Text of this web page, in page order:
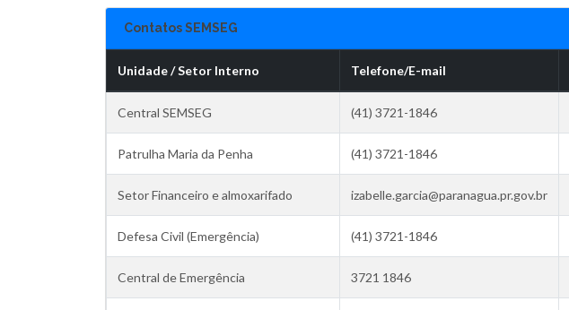
Contatos SEMSEG
Unidade / Setor Interno Telefone/E-mail
Central SEMSEG (41) 3721-1846
Patrulha Maria da Penha (41) 3721-1846
Setor Financeiro e almoxarifado izabelle.garcia@paranagua.pr.gov.br
Defesa Civil (Emergência) (41) 3721-1846
Central de Emergência 3721 1846